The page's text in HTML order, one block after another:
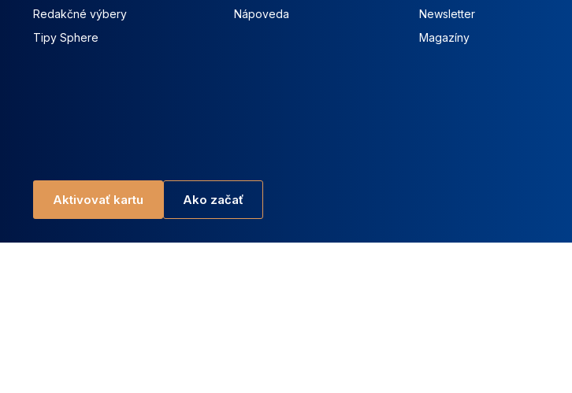
Redakčné výbery
Tipy Sphere
Nápoveda
Newsletter
Magazíny
Aktivovať kartu Ako začať